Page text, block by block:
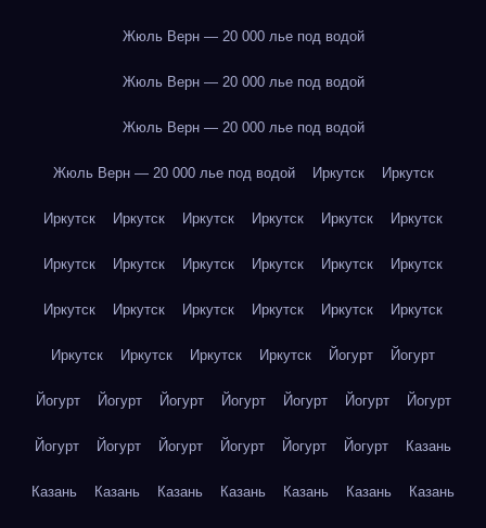
Жюль Верн — 20 000 лье под водой
Жюль Верн — 20 000 лье под водой
Жюль Верн — 20 000 лье под водой
Жюль Верн — 20 000 лье под водой Иркутск Иркутск
Иркутск Иркутск Иркутск Иркутск Иркутск Иркутск
Иркутск Иркутск Иркутск Иркутск Иркутск Иркутск
Иркутск Иркутск Иркутск Иркутск Иркутск Иркутск
Иркутск Иркутск Иркутск Иркутск Йогурт Йогурт
Йогурт Йогурт Йогурт Йогурт Йогурт Йогурт Йогурт
Йогурт Йогурт Йогурт Йогурт Йогурт Йогурт Казань
Казань Казань Казань Казань Казань Казань Казань